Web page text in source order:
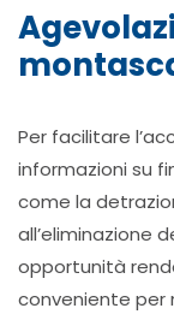
Per facilitare
informazioni su
come la
all’eliminazione
opportunità
conveniente per